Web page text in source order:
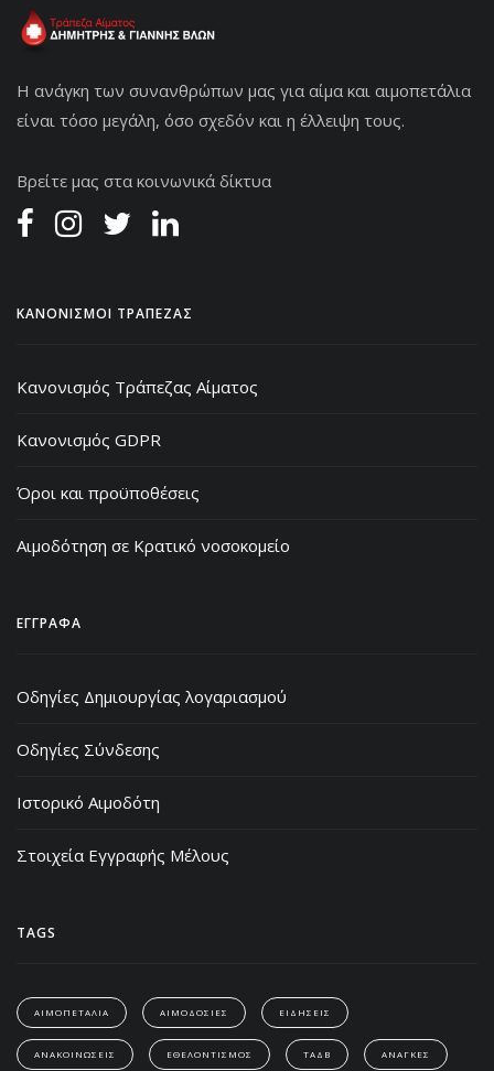
Η ανάγκη των συνανθρώπων μας για αίμα και αιμοπετάλια
είναι τόσο μεγάλη, όσο σχεδόν και η έλλειψη τους.
Βρείτε μας στα κοινωνικά δίκτυα
ΚΑΝΟΝΙΣΜΟΙ ΤΡΑΠΕΖΑΣ
Κανονισμός Τράπεζας Αίματος
Κανονισμός GDPR
Όροι και προϋποθέσεις
Αιμοδότηση σε Κρατικό νοσοκομείο
ΕΓΓΡΑΦΑ
Οδηγίες Δημιουργίας λογαριασμού
Οδηγίες Σύνδεσης
Ιστορικό Αιμοδότη
Στοιχεία Εγγραφής Μέλους
TAGS
ΑΙΜΟΠΕΤΑΛΙΑ ΑΙΜΟΔΟΣΙΕΣ ΕΙΔΗΣΕΙΣ
ΑΝΑΚΟΙΝΩΣΕΙΣ ΕΘΕΛΟΝΤΙΣΜΟΣ ΤΑΔΒ ΑΝΑΓΚΕΣ